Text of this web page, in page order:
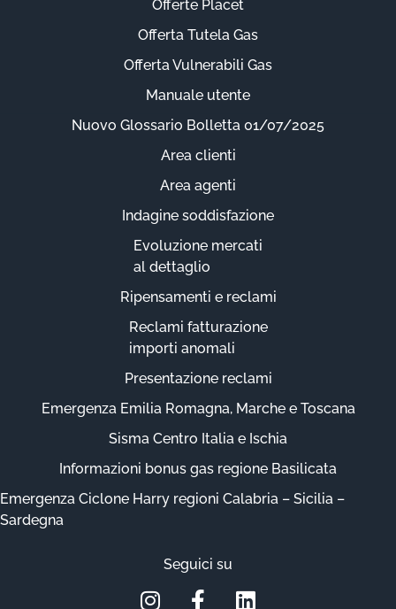
Offerte Placet
Offerta Tutela Gas
Offerta Vulnerabili Gas
Manuale utente
Nuovo Glossario Bolletta 01/07/2025
Area clienti
Area agenti
Indagine soddisfazione
Evoluzione mercati
al dettaglio
Ripensamenti e reclami
Reclami fatturazione
importi anomali
Presentazione reclami
Emergenza Emilia Romagna, Marche e Toscana
Sisma Centro Italia e Ischia
Informazioni bonus gas regione Basilicata
Emergenza Ciclone Harry regioni Calabria – Sicilia –
Sardegna
Seguici su